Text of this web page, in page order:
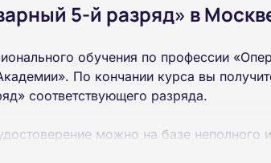
5-й разряд» в
обучения по профессии
По кончании курса вы
соответствующего разряда.
можно на базе неполного